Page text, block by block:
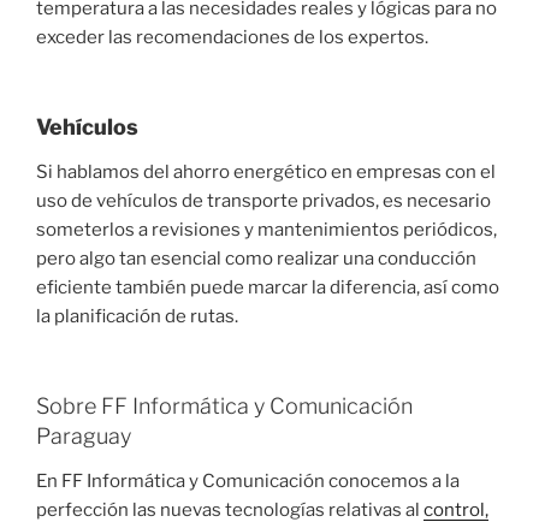
temperatura a las necesidades reales y lógicas para no
exceder las recomendaciones de los expertos.
Vehículos
Si hablamos del ahorro energético en empresas con el
uso de vehículos de transporte privados, es necesario
someterlos a revisiones y mantenimientos periódicos,
pero algo tan esencial como realizar una conducción
eficiente también puede marcar la diferencia, así como
la planificación de rutas.
Sobre FF Informática y Comunicación
Paraguay
En FF Informática y Comunicación conocemos a la
perfección las nuevas tecnologías relativas al control,